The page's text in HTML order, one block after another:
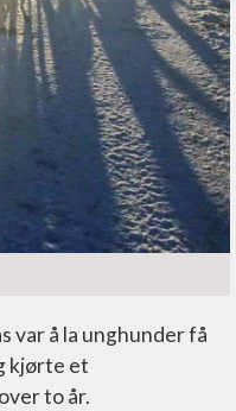
var å la unghunder få
kjørte et
to år.